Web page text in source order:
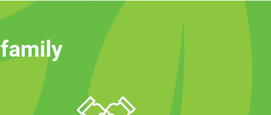
family